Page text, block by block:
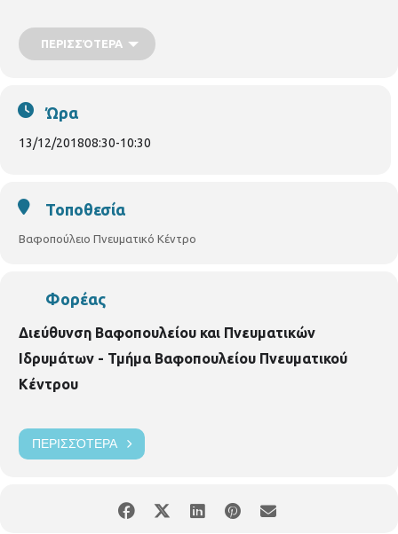
ΠΕΡΙΣΣΌΤΕΡΑ
Ώρα
13/12/201808:30-10:30
Τοποθεσία
Βαφοπούλειο Πνευματικό Κέντρο
Φορέας
Διεύθυνση Βαφοπουλείου και Πνευματικών
Ιδρυμάτων - Τμήμα Βαφοπουλείου Πνευματικού
Κέντρου
ΠΕΡΙΣΣΌΤΕΡΑ